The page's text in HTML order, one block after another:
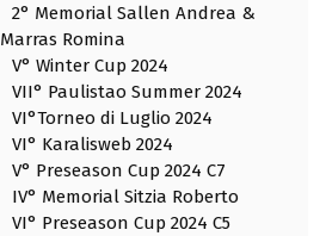
2° Memorial Sallen Andrea &
Marras Romina
V° Winter Cup 2024
VII° Paulistao Summer 2024
VI°Torneo di Luglio 2024
VI° Karalisweb 2024
V° Preseason Cup 2024 C7
IV° Memorial Sitzia Roberto
VI° Preseason Cup 2024 C5